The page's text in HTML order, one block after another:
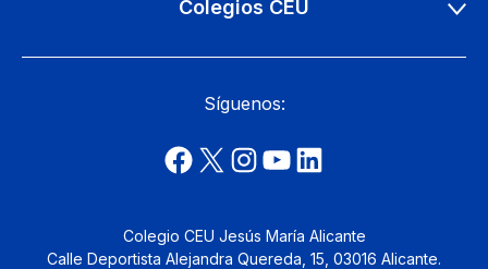
Colegios CEU
Síguenos:
Colegio CEU Jesús María Alicante
Calle Deportista Alejandra Quereda, 15, 03016 Alicante.